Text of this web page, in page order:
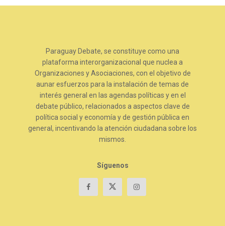
Paraguay Debate, se constituye como una
plataforma interorganizacional que nuclea a
Organizaciones y Asociaciones, con el objetivo de
aunar esfuerzos para la instalación de temas de
interés general en las agendas políticas y en el
debate público, relacionados a aspectos clave de
política social y economía y de gestión pública en
general, incentivando la atención ciudadana sobre los
mismos.
Síguenos